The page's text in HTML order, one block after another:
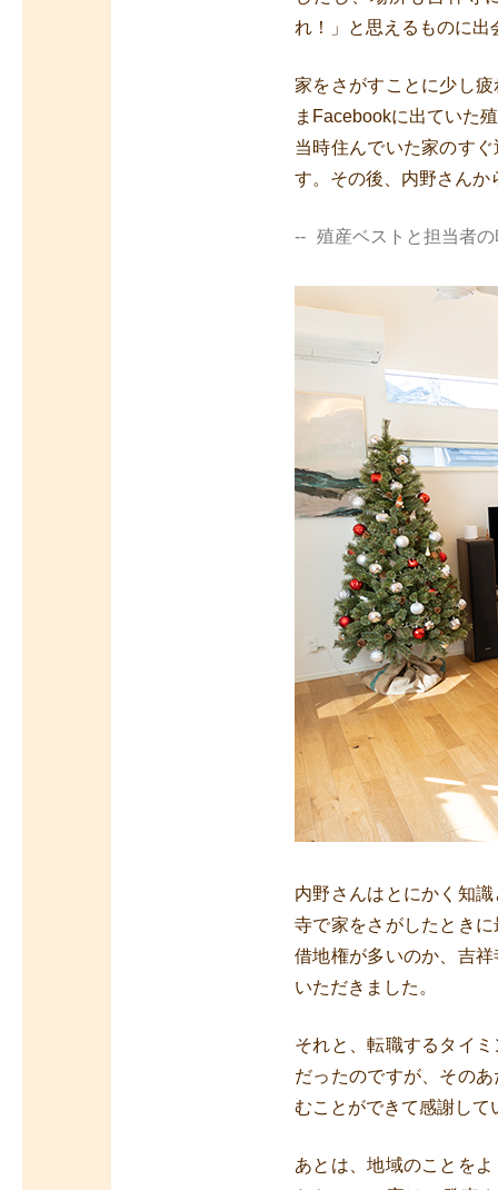
れ！」と思えるものに出
家をさがすことに少し
まFacebookに出ていた
当時住んでいた家のす
す。その後、内野さんか
殖産ベストと担当者
内野さんはとにかく知
寺で家をさがしたとき
借地権が多いのか、吉
いただきました。
それと、転職するタイ
だったのですが、その
むことができて感謝して
あとは、地域のことを